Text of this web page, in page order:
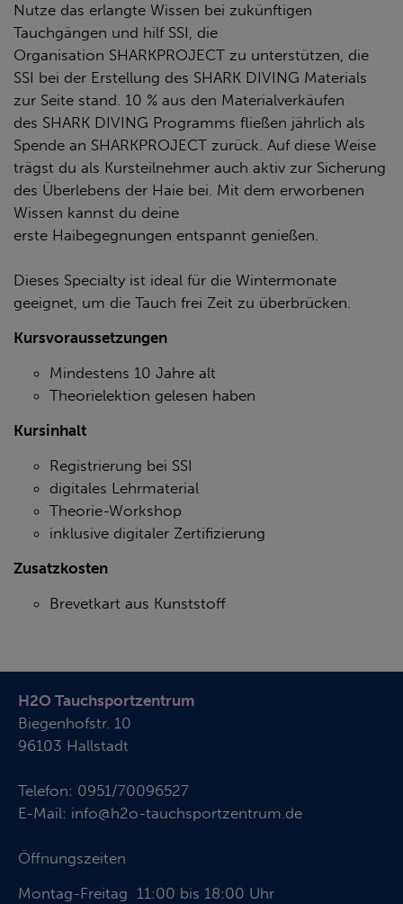
Nutze das erlangte Wissen bei zukünftigen
Tauchgängen und hilf SSI, die
Organisation SHARKPROJECT zu unterstützen, die
SSI bei der Erstellung des SHARK DIVING Materials
zur Seite stand. 10 % aus den Materialverkäufen
des SHARK DIVING Programms fließen jährlich als
Spende an SHARKPROJECT zurück. Auf diese Weise
trägst du als Kursteilnehmer auch aktiv zur Sicherung
des Überlebens der Haie bei. Mit dem erworbenen
Wissen kannst du deine
erste Haibegegnungen entspannt genießen.
Dieses Specialty ist ideal für die Wintermonate
geeignet, um die Tauch frei Zeit zu überbrücken.
Kursvoraussetzungen
Mindestens 10 Jahre alt
Theorielektion gelesen haben
Kursinhalt
Registrierung bei SSI
digitales Lehrmaterial
Theorie-Workshop
inklusive digitaler Zertifizierung
Zusatzkosten
Brevetkart aus Kunststoff
H2O Tauchsportzentrum
Biegenhofstr. 10
96103 Hallstadt
Telefon: 0951/70096527
E-Mail: info@h2o-tauchsportzentrum.de
Öffnungszeiten
Montag-Freitag 11:00 bis 18:00 Uhr